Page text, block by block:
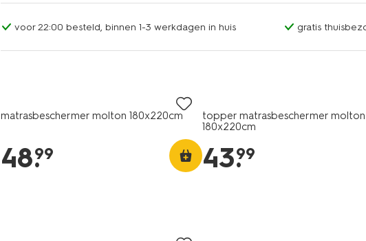
voor 22:00 besteld, binnen 1-3 werkdagen in huis gratis
matrasbeschermer molton 180x220cm
48.
99
topper matrasbeschermer molton
180x220cm
43.
99